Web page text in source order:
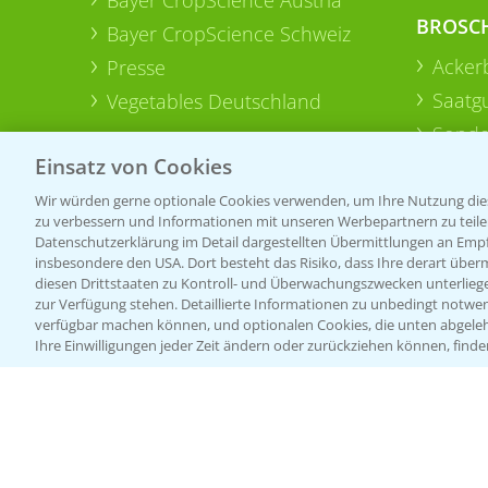
Bayer CropScience Schweiz
Presse
Vegetables Deutschland
Einsatz von Cookies
Wir würden gerne optionale Cookies verwenden, um Ihre Nutzung
zu verbessern und Informationen mit unseren Werbepartnern zu
Datenschutzerklärung im Detail dargestellten Übermittlungen an
insbesondere den USA. Dort besteht das Risiko, dass Ihre derart
diesen Drittstaaten zu Kontroll- und Überwachungszwecken
zur Verfügung stehen. Detaillierte Informationen zu unbedingt
verfügbar machen können, und optionalen Cookies, die unten
Ihre Einwilligungen jeder Zeit ändern oder zurückziehen können,